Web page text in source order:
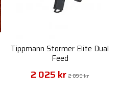
Tippmann Stormer Elite Dual
Feed
2 025 kr 2 895 kr